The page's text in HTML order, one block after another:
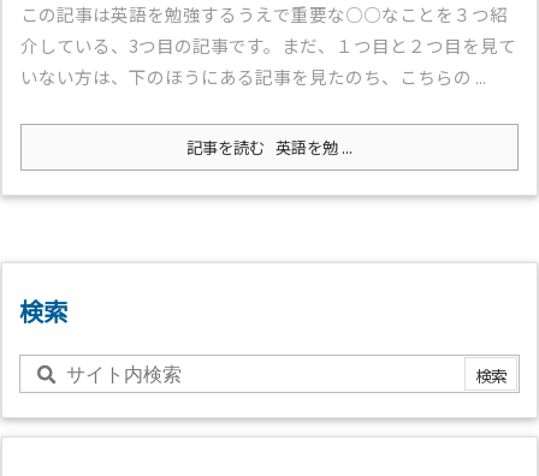
この記事は英語を勉強するうえで重要な○○なことを３つ紹
介している、3つ目の記事です。まだ、１つ目と２つ目を見て
いない方は、下のほうにある記事を見たのち、こちらの ...
記事を読む 英語を勉 ...
検索